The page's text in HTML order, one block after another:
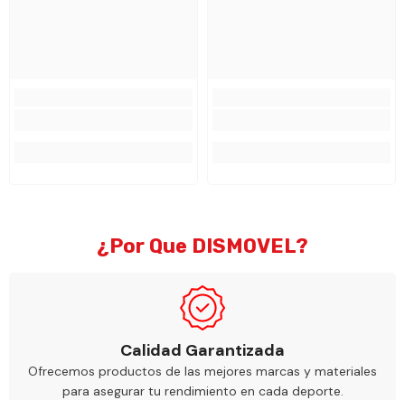
¿Por Que DISMOVEL?
Calidad Garantizada
Ofrecemos productos de las mejores marcas y materiales
para asegurar tu rendimiento en cada deporte.